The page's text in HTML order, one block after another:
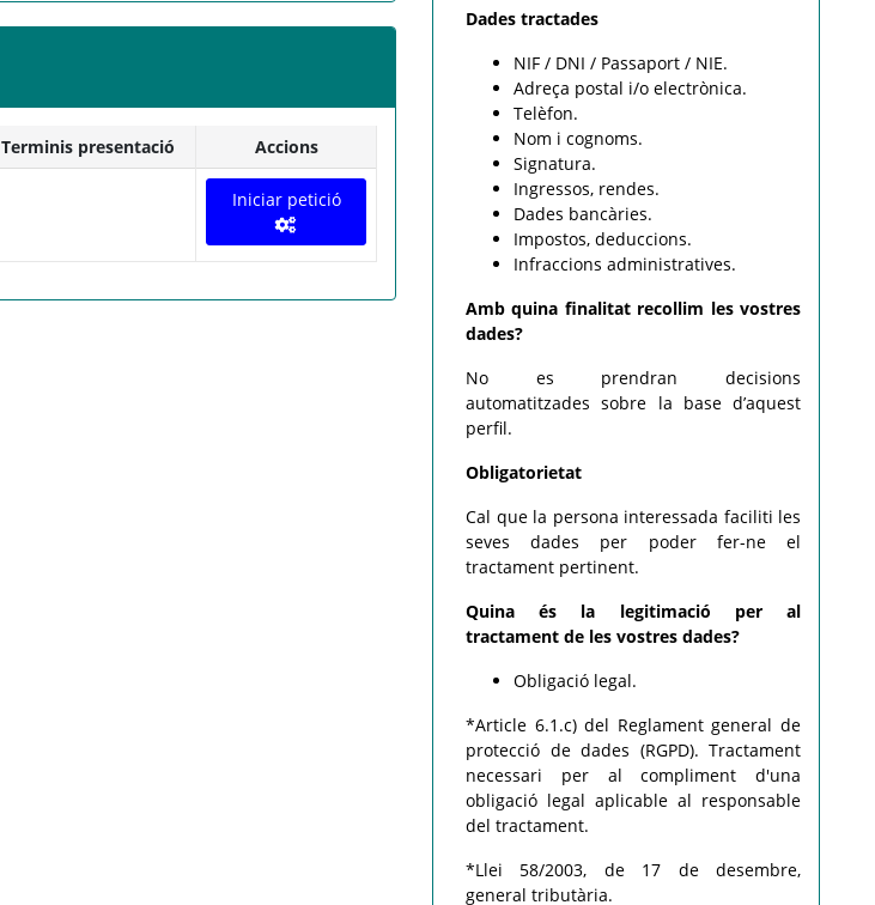
Terminis presentació
Accions
Iniciar petició
Dades tractades
NIF / DNI / Passaport / NIE.
Adreça postal i/o electrònica.
Telèfon.
Nom i cognoms.
Signatura.
Ingressos, rendes.
Dades bancàries.
Impostos, deduccions.
Infraccions administratives.
Amb quina finalitat recollim les vostres
dades?
No es prendran decisions
automatitzades sobre la base d’aquest
perfil.
Obligatorietat
Cal que la persona interessada faciliti les
seves dades per poder fer-ne el
tractament pertinent.
Quina és la legitimació per al
tractament de les vostres dades?
Obligació legal.
*Article 6.1.c) del Reglament general de
protecció de dades (RGPD). Tractament
necessari per al compliment d'una
obligació legal aplicable al responsable
del tractament.
*Llei 58/2003, de 17 de desembre,
general tributària.